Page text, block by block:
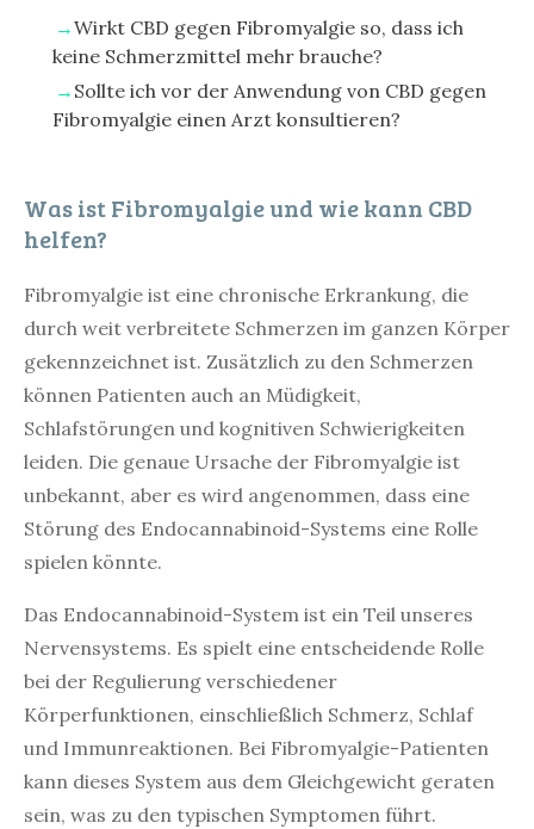
Wirkt CBD gegen Fibromyalgie so, dass ich
keine Schmerzmittel mehr brauche?
Sollte ich vor der Anwendung von CBD gegen
Fibromyalgie einen Arzt konsultieren?
Was ist Fibromyalgie und wie kann CBD
helfen?
Fibromyalgie ist eine chronische Erkrankung, die
durch weit verbreitete Schmerzen im ganzen Körper
gekennzeichnet ist. Zusätzlich zu den Schmerzen
können Patienten auch an Müdigkeit,
Schlafstörungen und kognitiven Schwierigkeiten
leiden. Die genaue Ursache der Fibromyalgie ist
unbekannt, aber es wird angenommen, dass eine
Störung des Endocannabinoid-Systems eine Rolle
spielen könnte.
Das Endocannabinoid-System ist ein Teil unseres
Nervensystems. Es spielt eine entscheidende Rolle
bei der Regulierung verschiedener
Körperfunktionen, einschließlich Schmerz, Schlaf
und Immunreaktionen. Bei Fibromyalgie-Patienten
kann dieses System aus dem Gleichgewicht geraten
sein, was zu den typischen Symptomen führt.